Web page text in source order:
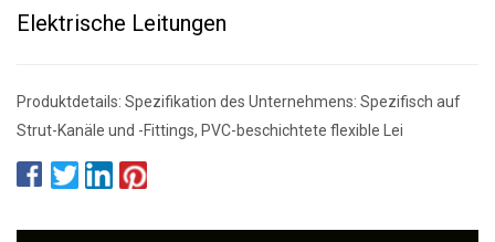
Elektrische Leitungen
Produktdetails: Spezifikation des Unternehmens: Spezifisch auf
Strut-Kanäle und -Fittings, PVC-beschichtete flexible Lei